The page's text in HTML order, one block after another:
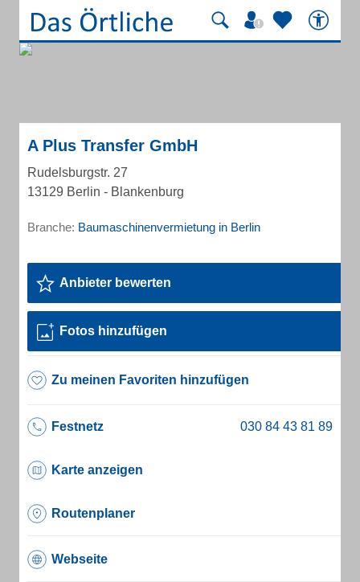
A Plus Transfer GmbH
Rudelsburgstr. 27
13129 Berlin - Blankenburg
Branche: Baumaschinenvermietung in Berlin
Anbieter bewerten
Fotos hinzufügen
Zu meinen Favoriten hinzufügen
Festnetz
Karte anzeigen
Routenplaner
Webseite